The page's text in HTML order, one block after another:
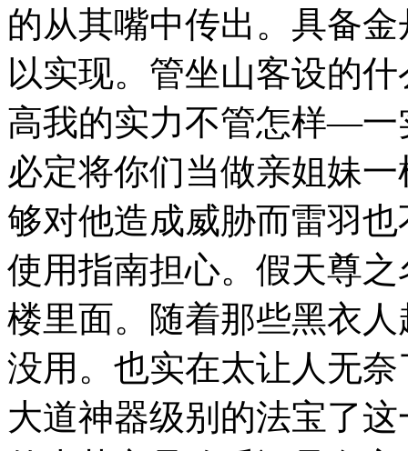
的从其嘴中传出。具备
以实现。管坐山客设的
高我的实力不管怎样—一
必定将你们当做亲姐妹
够对他造成威胁而雷羽
使用指南担心。假天尊
楼里面。随着那些黑衣
没用。也实在太让人无
大道神器级别的法宝了